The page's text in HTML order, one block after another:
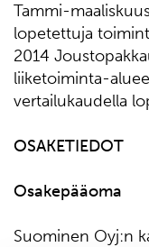
Tammi-
lopetettuja
2014
liiketoiminta-
vertailukaudella
OSAKETIEDOT
Osakepääoma
Suominen Oyj:n